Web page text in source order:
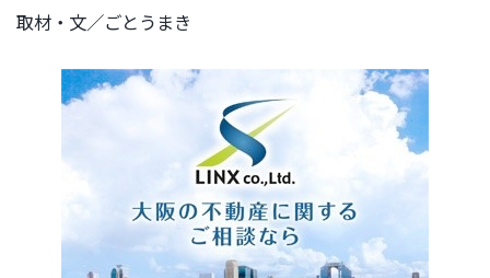
取材・文／ごとうまき